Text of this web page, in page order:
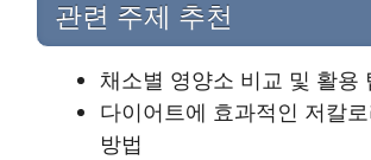
관련 주제 추천
채소별 영양소 비교 및 활용
다이어트에 효과적인 저칼
방법